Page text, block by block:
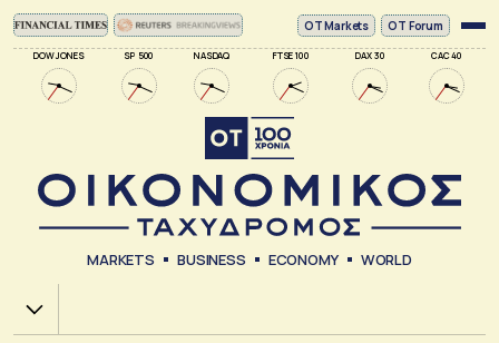
DOW JONES SP 500 NASDAQ FTSE 100 DAX 30 CAC 40
ΟΤ Markets OT Forum
MARKETS BUSINESS ECONOMY WORLD
Χ.Α.